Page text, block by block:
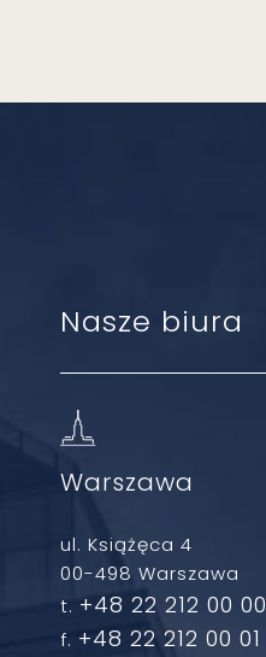
Nasze biura
Warszawa
ul. Książęca 4
00-498 Warszawa
t. +48 22 212 00 00
f. +48 22 212 00 01